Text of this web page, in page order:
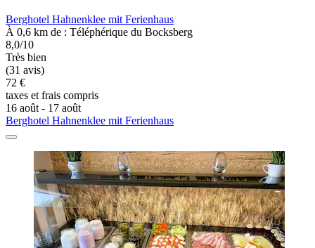
Berghotel Hahnenklee mit Ferienhaus
À 0,6 km de : Téléphérique du Bocksberg
8,0/10
Très bien
(31 avis)
72 €
taxes et frais compris
16 août - 17 août
Berghotel Hahnenklee mit Ferienhaus